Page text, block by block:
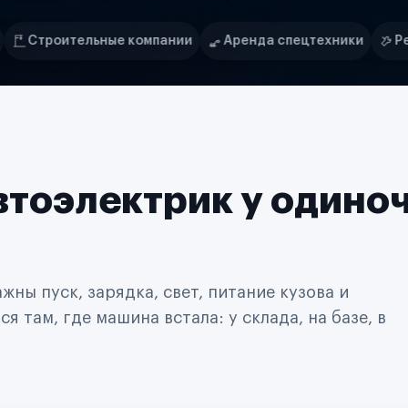
Аренда спецтехники Ремонт спецтехники
у
пуск, зарядка, свет, питание кузова и
там, где машина встала: у склада, на базе, в